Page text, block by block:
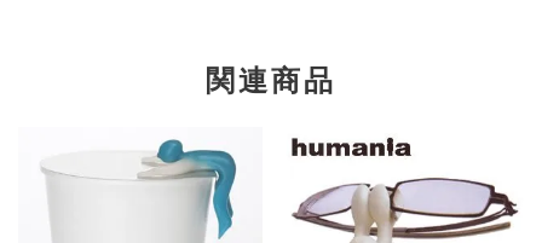
関連商品